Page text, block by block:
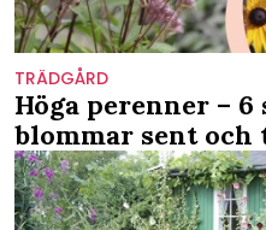
TRÄDGÅRD
Höga perenner –
blommar sent och